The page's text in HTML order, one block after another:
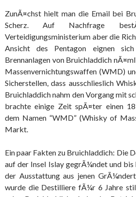
ZunÃ¤chst hielt man die Email bei
Scherz. Auf Nachfrage
Verteidigungsministerium aber die
Ansicht des Pentagon eignen
Brennanlagen von Bruichladdich
Massenvernichtungswaffen (WMD)
Sicherstellen, dass ausschlieslich
Bruichladdich nahm den Vorgang mit
brachte einige Zeit spÃ¤ter einen
dem Namen “WMD” (Whisky of
Markt.
Ein paar Fakten zu Bruichladdich: Die
auf der Insel Islay gegrÃ¼ndet und
der Ausstattung aus jenen
wurde die Destilliere fÃ¼r 6 Jahre